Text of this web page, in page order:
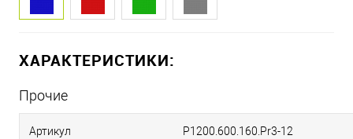
ХАРАКТЕРИСТИКИ:
Прочие
Артикул P1200.600.160.Pr3-12